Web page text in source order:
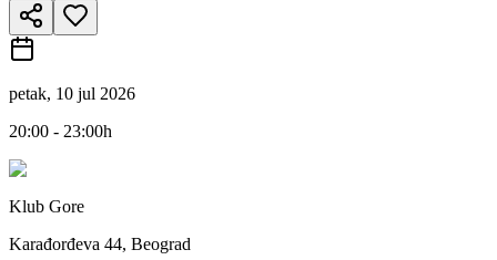
petak, 10 jul 2026
20:00 - 23:00h
Klub Gore
Karađorđeva 44, Beograd